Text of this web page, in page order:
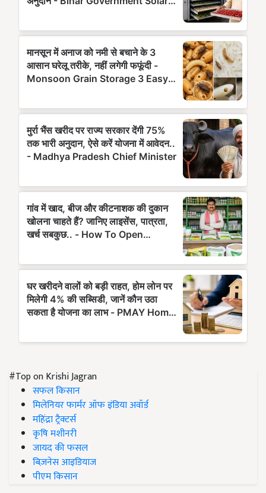
#Top on Krishi Jagran
सफल किसान
मिलेनियर फार्मर ऑफ इंडिया अवॉर्ड
महिंद्रा ट्रैक्टर्स
कृषि मशीनरी
जायद की फसल
बिज़नेस आइडियाज
पीएम किसान